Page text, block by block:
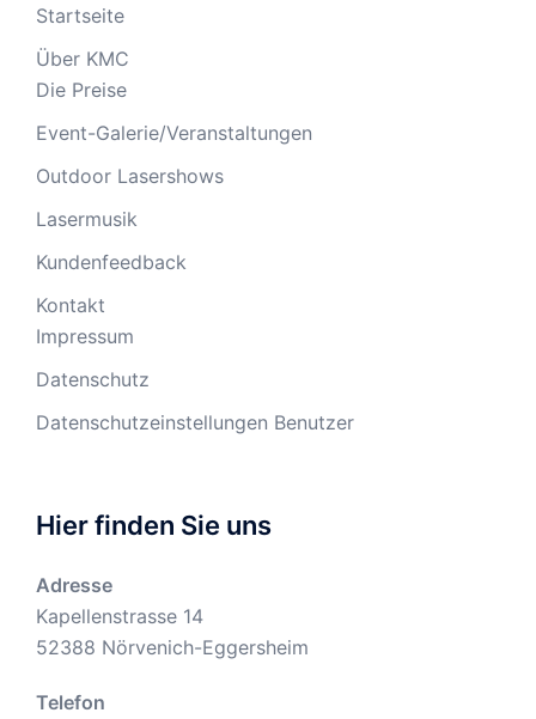
Startseite
Über KMC
Die Preise
Event-Galerie/Veranstaltungen
Outdoor Lasershows
Lasermusik
Kundenfeedback
Kontakt
Impressum
Datenschutz
Datenschutzeinstellungen Benutzer
Hier finden Sie uns
Adresse
Kapellenstrasse 14
52388 Nörvenich-Eggersheim
Telefon